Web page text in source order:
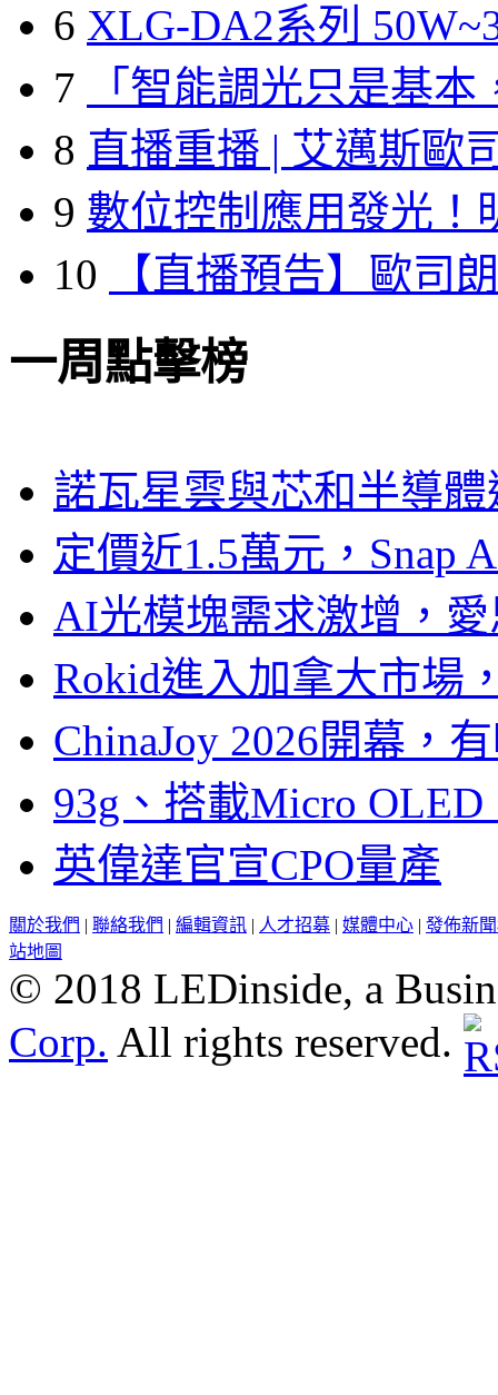
6 XLG-DA2系列
7
「智能調光只是基本
8 直播重播 | 艾邁斯歐
9 數位控制應用發光！
10
【直播預告】歐司
一周點擊榜
諾瓦星雲與芯和半導
定價近1.5萬元，Snap
AI光模塊需求激增，
Rokid進入加拿大市場
ChinaJoy 2026開幕，
93g、搭載Micro
英偉達官宣CPO量產
關於我們 | 聯絡我們 | 編輯資訊 | 人才招募 | 媒體中心 | 發佈新
站地圖
© 2018 LEDinside, a
Corp. All rights reserved.